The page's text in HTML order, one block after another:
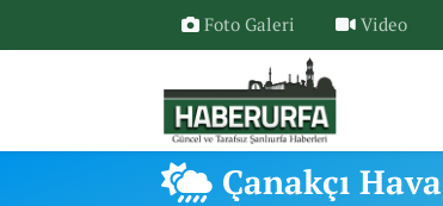
Foto Galeri Video
Çanakçı